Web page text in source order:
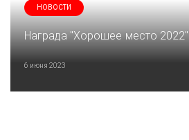
НОВОСТИ
Награда "Хорошее место 2022"
6 июня 2023